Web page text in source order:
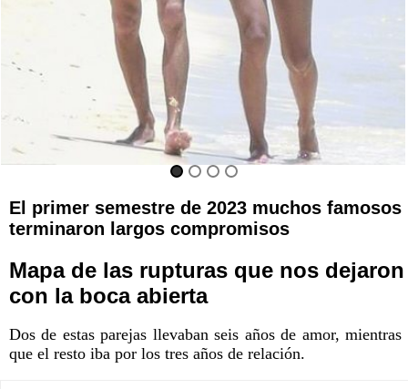
El primer semestre de 2023 muchos famosos
terminaron largos compromisos
Mapa de las rupturas que nos dejaron
con la boca abierta
Dos de estas parejas llevaban seis años de amor, mientras
que el resto iba por los tres años de relación.